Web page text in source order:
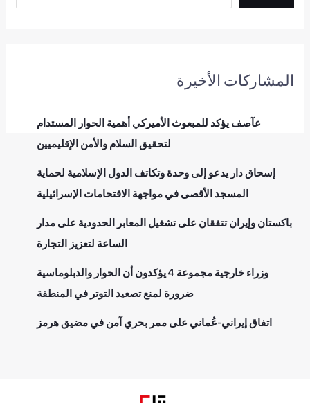
المشاركات الأخيرة
عآصف يؤكد للمبعوث الأميركي أهمية الحوار المستدام
لتحقيق السلام والأمن الإقليميين
إسحاق دار يدعو إلى وحدة وتكاتف الدول الإسلامية لحماية
المسجد الأقصى في مواجهة الاقتحامات الإسرائيلية
باكستان وإيران تتفقان على تشغيل المعابر الحدودية على مدار
الساعة لتعزيز التجارة
وزراء خارجية مجموعة 4 يؤكدون أن الحوار والدبلوماسية
ضرورة لمنع تصعيد التوتر في المنطقة
اتفاق إيراني-عُماني على ممر بحري آمن في مضيق هرمز